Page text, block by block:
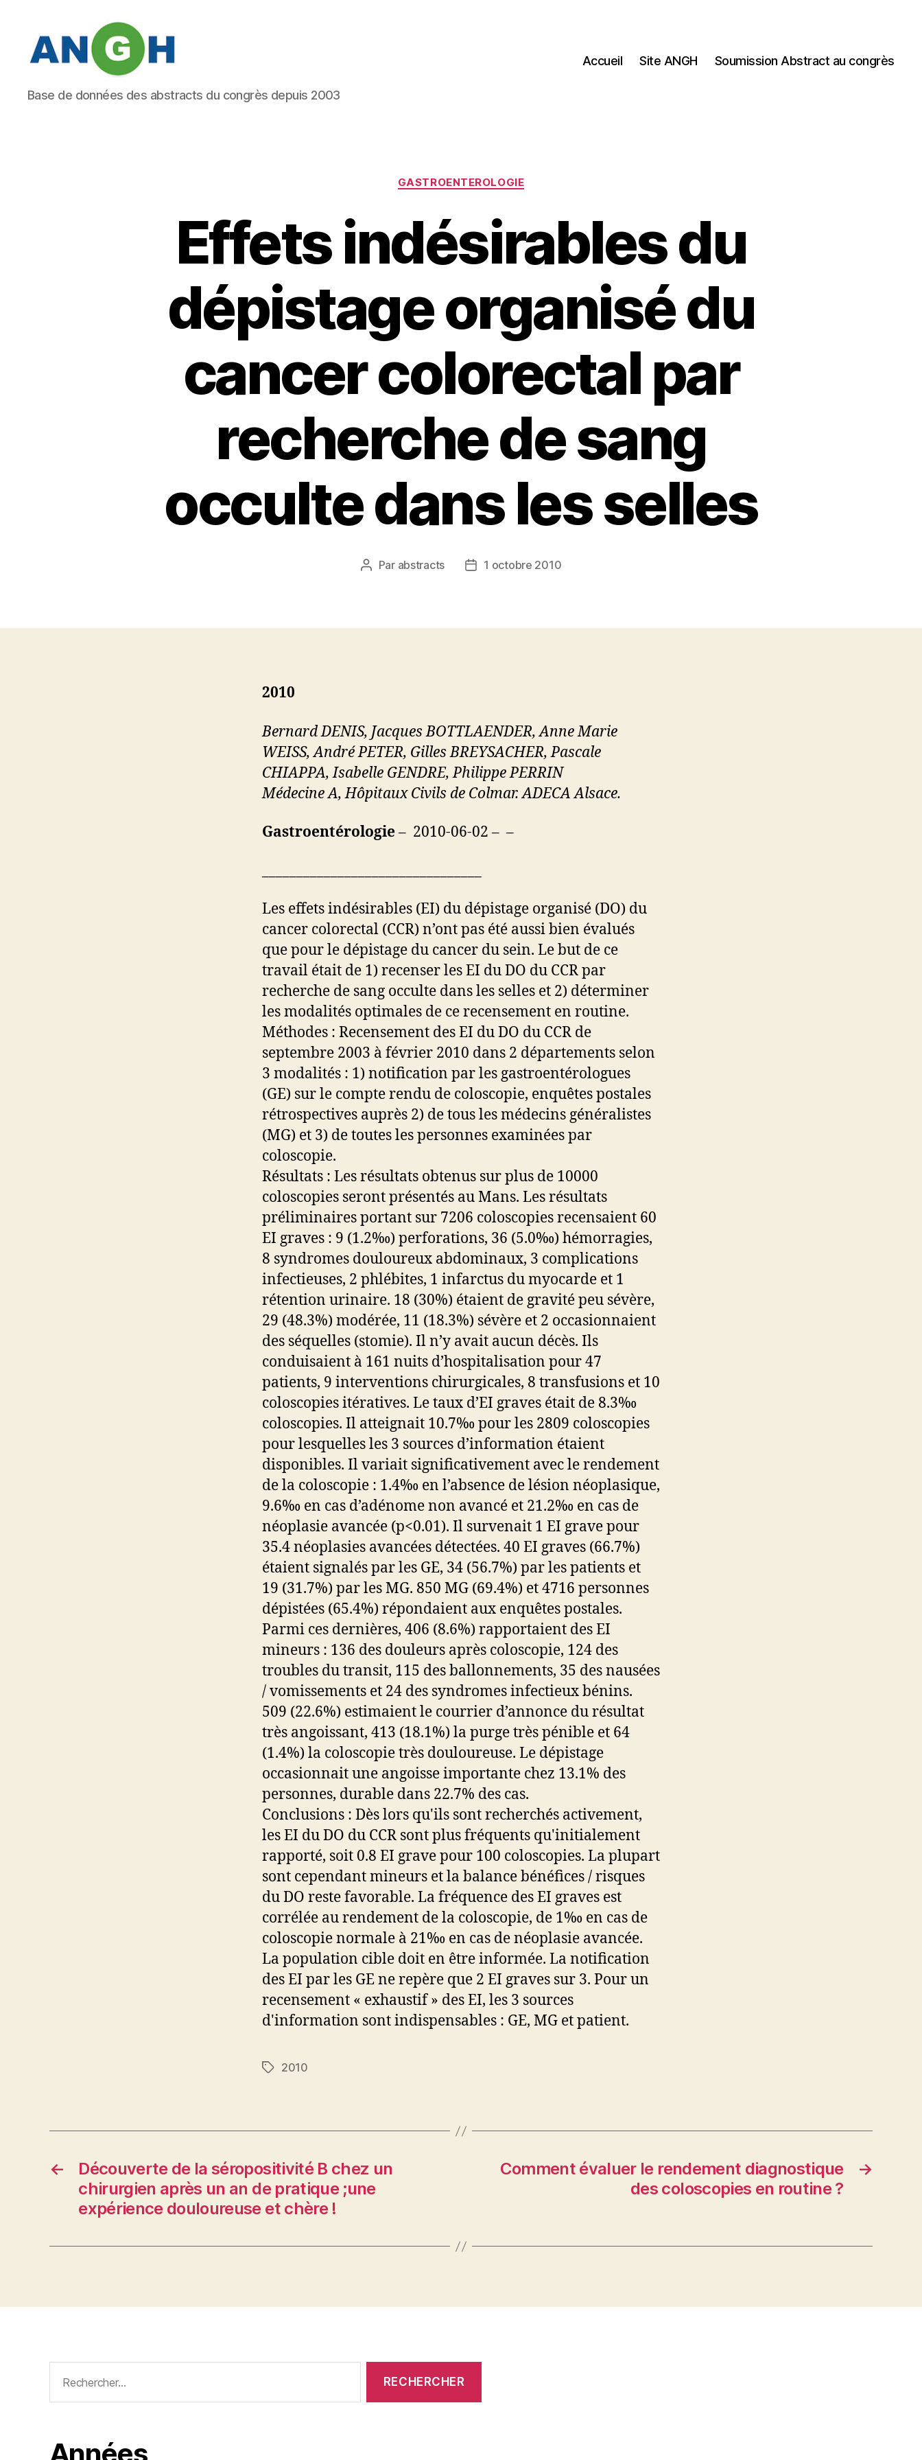
Abstracts
des
Base de données des abstracts du congrès depuis 2003
Accueil Site ANGH Soumission Abstract au congrès
Catégories
GASTROENTEROLOGIE
Effets indésirables du
dépistage organisé du
cancer colorectal par
recherche de sang
occulte dans les selles
Auteur
Par abstracts
Date1 octobre 2010
2010
Bernard DENIS, Jacques BOTTLAENDER, Anne Marie
WEISS, André PETER, Gilles BREYSACHER, Pascale
CHIAPPA, Isabelle GENDRE, Philippe PERRIN
Médecine A, Hôpitaux Civils de Colmar. ADECA Alsace.
Gastroentérologie– 2010-06-02 – –
Les effets indésirables (EI) du dépistage organisé (DO) du
cancer colorectal (CCR) n’ont pas été aussi bien évalués
que pour le dépistage du cancer du sein. Le but de ce
travail était de 1) recenser les EI du DO du CCR par
recherche de sang occulte dans les selles et 2) déterminer
les modalités optimales de ce recensement en routine.
Méthodes : Recensement des EI du DO du CCR de
septembre 2003 à février 2010 dans 2 départements selon
3 modalités : 1) notification par les gastroentérologues
(GE) sur le compte rendu de coloscopie, enquêtes postales
rétrospectives auprès 2) de tous les médecins généralistes
(MG) et 3) de toutes les personnes examinées par
coloscopie.
Résultats : Les résultats obtenus sur plus de 10000
coloscopies seront présentés au Mans. Les résultats
préliminaires portant sur 7206 coloscopies recensaient 60
EI graves : 9 (1.2‰) perforations, 36 (5.0‰) hémorragies,
8 syndromes douloureux abdominaux, 3 complications
infectieuses, 2 phlébites, 1 infarctus du myocarde et 1
rétention urinaire. 18 (30%) étaient de gravité peu sévère,
29 (48.3%) modérée, 11 (18.3%) sévère et 2 occasionnaient
des séquelles (stomie). Il n’y avait aucun décès. Ils
conduisaient à 161 nuits d’hospitalisation pour 47
patients, 9 interventions chirurgicales, 8 transfusions et 10
coloscopies itératives. Le taux d’EI graves était de 8.3‰
coloscopies. Il atteignait 10.7‰ pour les 2809 coloscopies
pour lesquelles les 3 sources d’information étaient
disponibles. Il variait significativement avec le rendement
de la coloscopie : 1.4‰ en l’absence de lésion néoplasique,
9.6‰ en cas d’adénome non avancé et 21.2‰ en cas de
néoplasie avancée (p<0.01). Il survenait 1 EI grave pour
35.4 néoplasies avancées détectées. 40 EI graves (66.7%)
étaient signalés par les GE, 34 (56.7%) par les patients et
19 (31.7%) par les MG. 850 MG (69.4%) et 4716 personnes
dépistées (65.4%) répondaient aux enquêtes postales.
Parmi ces dernières, 406 (8.6%) rapportaient des EI
mineurs : 136 des douleurs après coloscopie, 124 des
troubles du transit, 115 des ballonnements, 35 des nausées
/ vomissements et 24 des syndromes infectieux bénins.
509 (22.6%) estimaient le courrier d’annonce du résultat
très angoissant, 413 (18.1%) la purge très pénible et 64
(1.4%) la coloscopie très douloureuse. Le dépistage
occasionnait une angoisse importante chez 13.1% des
personnes, durable dans 22.7% des cas.
Conclusions : Dès lors qu'ils sont recherchés activement,
les EI du DO du CCR sont plus fréquents qu'initialement
rapporté, soit 0.8 EI grave pour 100 coloscopies. La plupart
sont cependant mineurs et la balance bénéfices / risques
du DO reste favorable. La fréquence des EI graves est
corrélée au rendement de la coloscopie, de 1‰ en cas de
coloscopie normale à 21‰ en cas de néoplasie avancée.
La population cible doit en être informée. La notification
des EI par les GE ne repère que 2 EI graves sur 3. Pour un
recensement « exhaustif » des EI, les 3 sources
d'information sont indispensables : GE, MG et patient.
Étiquettes
2010
←
Découverte de la séropositivité B chez un
chirurgien après un an de pratique ;une
expérience douloureuse et chère !
→
Comment évaluer le rendement diagnostique
des coloscopies en routine ?